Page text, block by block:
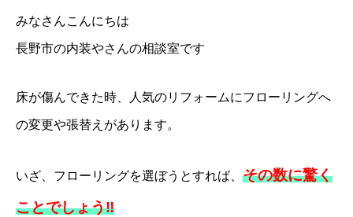
みなさんこんにちは
長野市の内装やさんの相談室です
床が傷んできた時、人気のリフォームにフローリングへ
の変更や張替えがあります。
いざ、フローリングを選ぼうとすれば、 その数に驚く
ことでしょう‼